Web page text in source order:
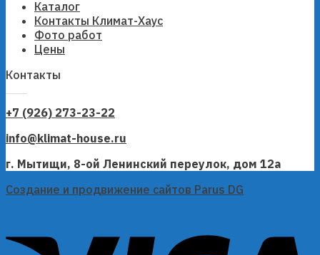
Каталог
Контакты Климат-Хаус
Фото работ
Цены
Контакты
+7 (926) 273-23-22
info@klimat-house.ru
г. Мытищи, 8-ой Ленинский переулок, дом 12а
Создание и продвижение сайтов Parus DG